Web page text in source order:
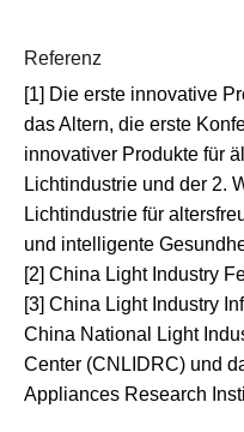
Referenz
[1] Die erste innovative
das Altern, die erste
innovativer Produkte für
Lichtindustrie und der 2.
Lichtindustrie für
und intelligente
[2] China Light Industry
[3] China Light Industry
China National Light
Center (CNLIDRC) und
Appliances Research